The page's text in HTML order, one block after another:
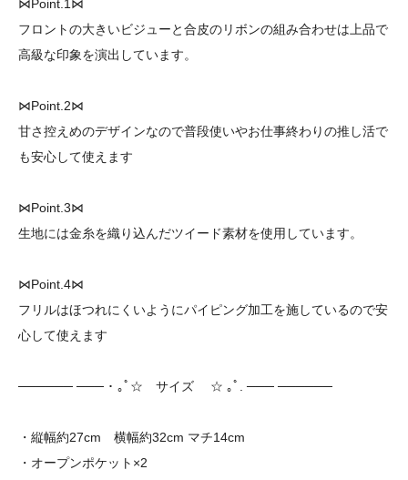
⋈Point.1⋈
フロントの大きいビジューと合皮のリボンの組み合わせは上品で
高級な印象を演出しています。
⋈Point.2⋈
甘さ控えめのデザインなので普段使いやお仕事終わりの推し活で
も安心して使えます
⋈Point.3⋈
生地には金糸を織り込んだツイード素材を使用しています。
⋈Point.4⋈
フリルはほつれにくいようにパイピング加工を施しているので安
心して使えます
────── ─── ･ ｡ﾟ☆ サイズ ☆ ｡ﾟ. ─── ──────
・縦幅約27cm 横幅約32cm マチ14cm
・オープンポケット×2